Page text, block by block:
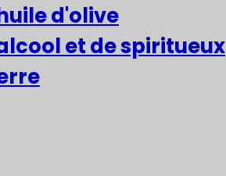
d'olive
et de spiritueux